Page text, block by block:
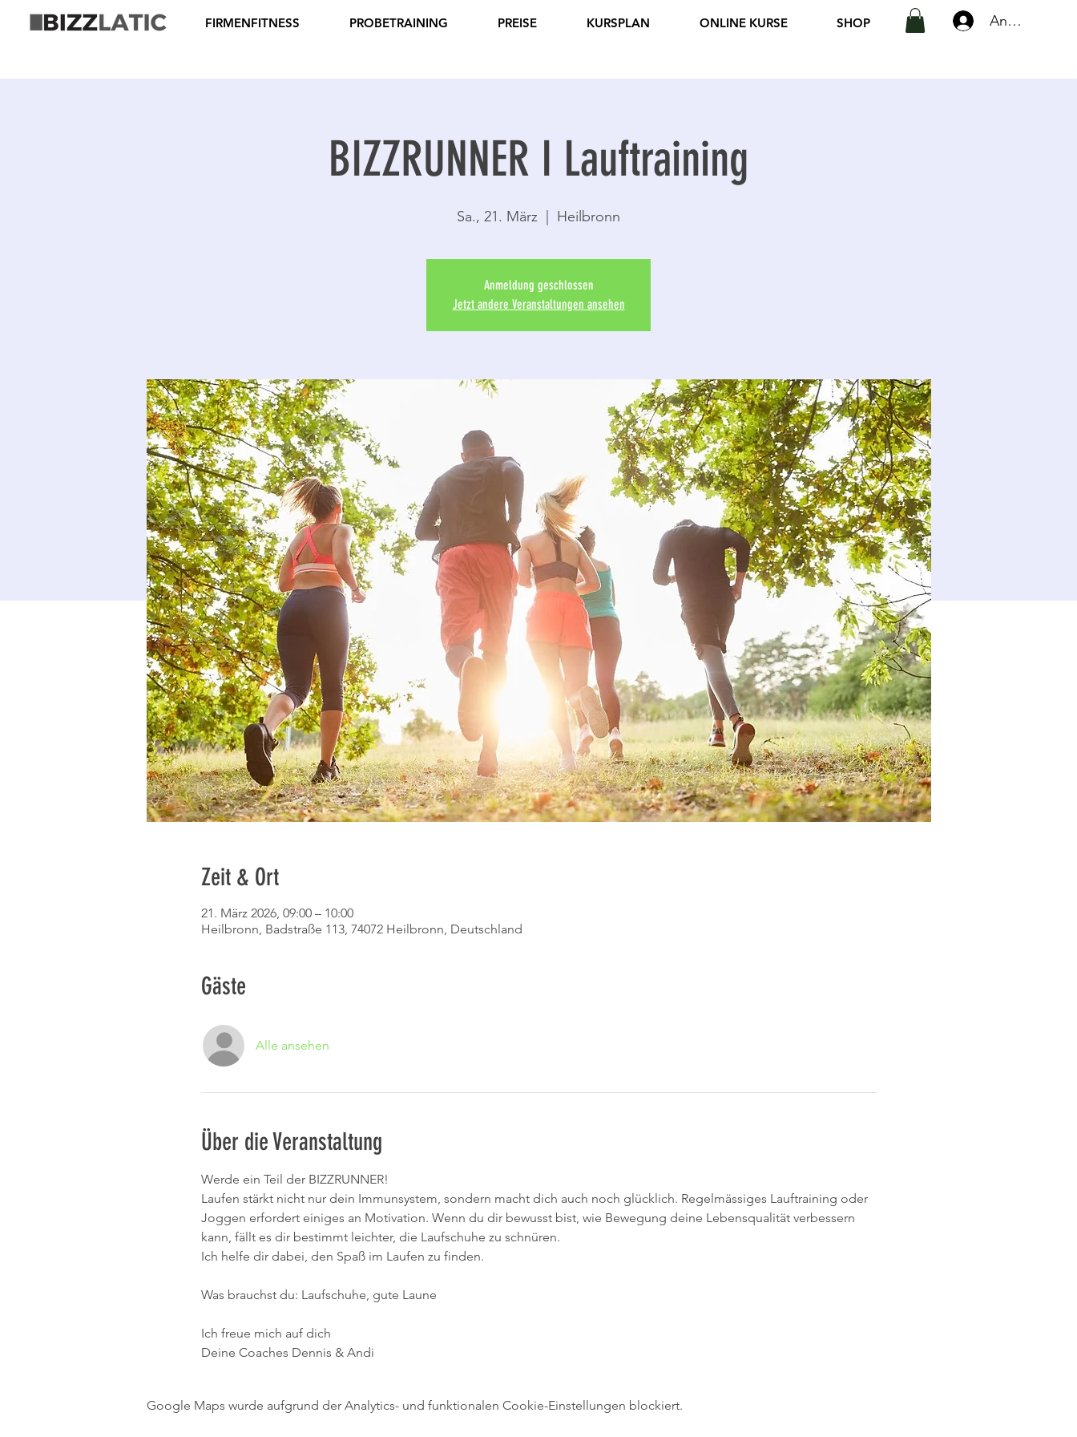
FIRMENFITNESS PROBETRAINING PREISE KURSPLAN ONLINE KURSE SHOP Anmelden
BIZZRUNNER I Lauftraining
Sa., 21. März Heilbronn
Anmeldung geschlossen
Jetzt andere Veranstaltungen ansehen
Zeit & Ort
21. März 2026, 09:00 – 10:00
Heilbronn, Badstraße 113, 74072 Heilbronn, Deutschland
Gäste
Alle ansehen
Über die Veranstaltung
Werde ein Teil der BIZZRUNNER!
Laufen stärkt nicht nur dein Immunsystem, sondern macht dich auch noch glücklich. Regelmässiges Lauftraining oder
Joggen erfordert einiges an Motivation. Wenn du dir bewusst bist, wie Bewegung deine Lebensqualität verbessern
kann, fällt es dir bestimmt leichter, die Laufschuhe zu schnüren.
Ich helfe dir dabei, den Spaß im Laufen zu finden.
Was brauchst du: Laufschuhe, gute Laune
Ich freue mich auf dich
Deine Coaches Dennis & Andi
Google Maps wurde aufgrund der Analytics- und funktionalen Cookie-Einstellungen blockiert.